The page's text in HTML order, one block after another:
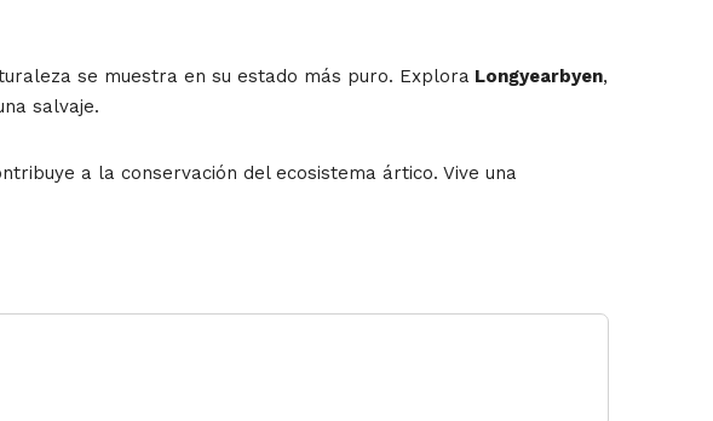
se muestra en su estado más puro. Explora Longyearbyen,
salvaje.
a la conservación del ecosistema ártico. Vive una